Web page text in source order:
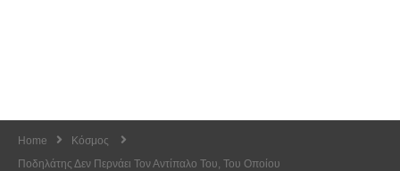
Home
Κόσμος
Ποδηλάτης Δεν Περνάει Τον Αντίπαλο Του, Του Οποίου